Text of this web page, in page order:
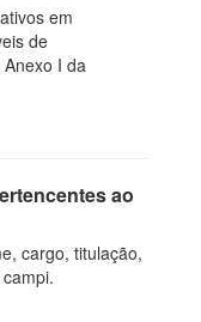
em
de
Anexo I da
ao
cargo, titulação,